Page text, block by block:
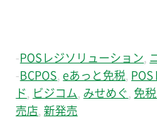
- POSレジソリューション
- BCPOS eあっと免税 POS
ド
ビジコム みせめぐ 免
売店 ,新発売